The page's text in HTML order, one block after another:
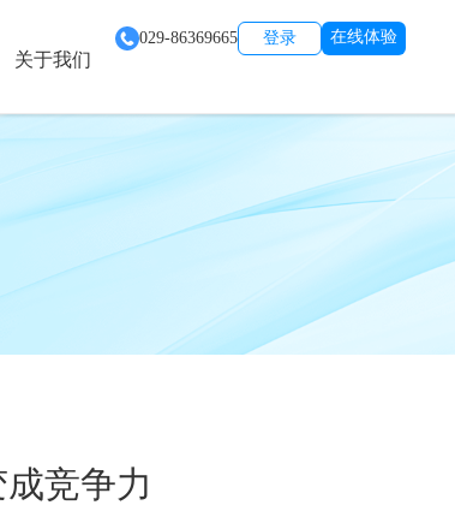
关于我们
029-86369665 登录 在线体验
竞争力